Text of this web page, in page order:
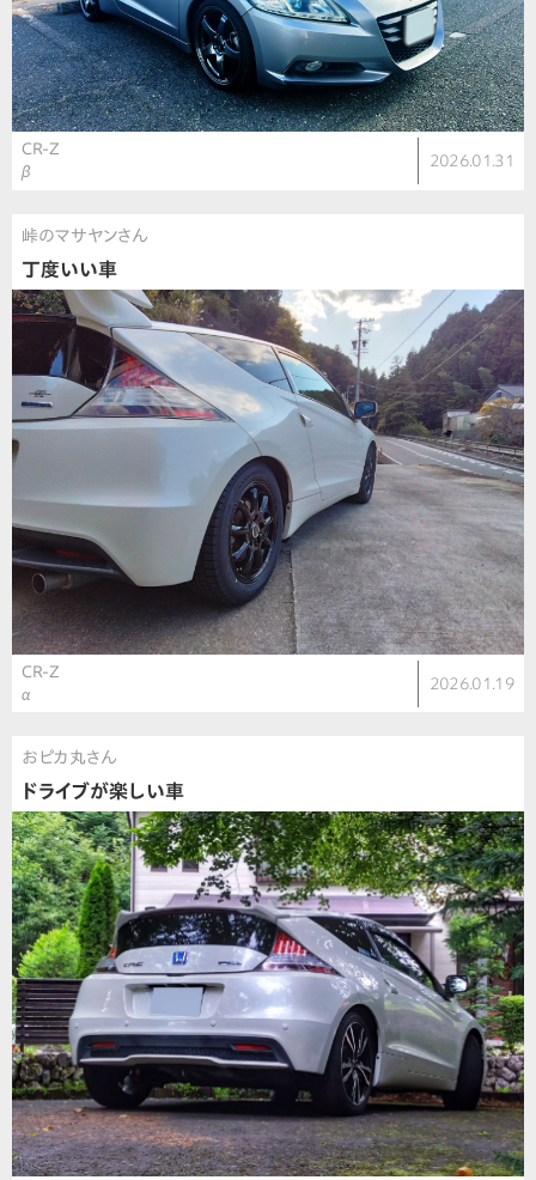
CR-Z
β
2026.01.31
峠のマサヤンさん
丁度いい車
CR-Z
α
2026.01.19
おピカ丸さん
ドライブが楽しい車